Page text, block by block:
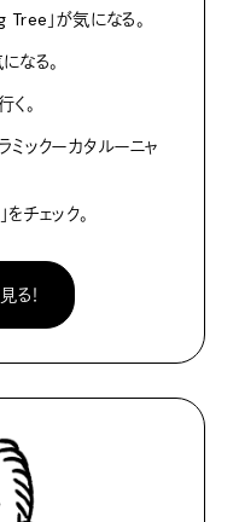
」が気になる。
なる。
。
ミックーカタルーニャ
チェック。
る！